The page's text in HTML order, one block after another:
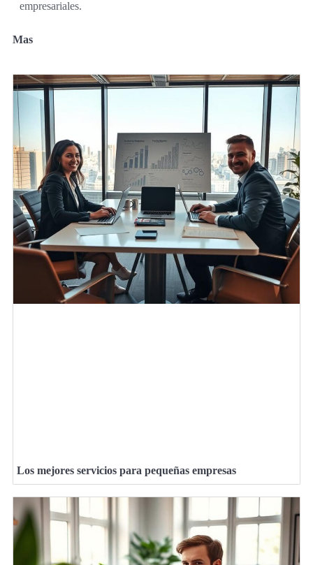
empresariales.
Mas
Los mejores servicios para pequeñas empresas